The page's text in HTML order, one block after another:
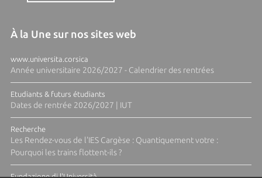
À la Une sur nos sites web
www.universita.corsica
Année universitaire 2026/2027 - Calendrier des rentrées
Etudiants & futurs étudiants
Dates de rentrée 2026/2027 | IUT
Recherche
Les Rendez-vous de l'IES Cargèse : Quantiquement votre :
Pourquoi les trains flottent-ils ?
Fundazione di l'Università